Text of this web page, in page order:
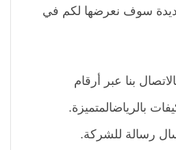
سوف نعرضها لكم في
بنا عبر أرقام
بالرياضالمتميزة.
رسالة للشركة.